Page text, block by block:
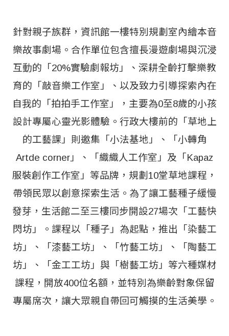
針對親子族群，資訊館一樓特別規劃室內繪本音
樂故事劇場。合作單位包含擅長漫遊劇場與沉浸
互動的「20%實驗劇報坊」、深耕全齡打擊樂教
育的「敲音樂工作室」、以及致力引導探索內在
自我的「拍拍手工作室」，主要為0至8歲的小孩
設計專屬心靈光影體驗。行政大樓前的「草地上
的工藝課」則邀集「小法基地」、「小轉角
Artde corner」、「織織人工作室」及「Kapaz
服裝創作工作室」等品牌，規劃10堂草地課程，
帶領民眾以創意探索生活。為了讓工藝種子緩慢
發芽，生活館二至三樓同步開設27場次「工藝快
閃坊」。課程以「種子」為起點，推出「染藝工
坊」、「漆藝工坊」、「竹藝工坊」、「陶藝工
坊」、「金工工坊」與「樹藝工坊」等六種媒材
課程，開放400位名額，並特別為樂齡對象保留
專屬席次，讓大眾親自帶回可觸摸的生活美學。